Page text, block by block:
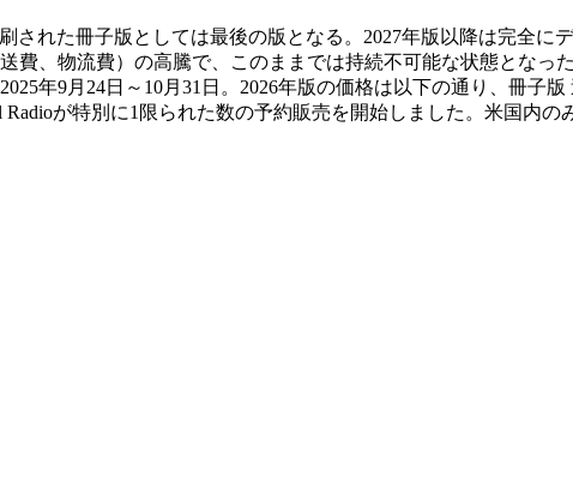
された冊子版としては最後の版となる。2027年版以降は完全
費、物流費）の高騰で、このままでは持続不可能な状態となっ
年9月24日～10月31日。2026年版の価格は以下の通り、冊子版
が特別に1限られた数の予約販売を開始しました。米国内の